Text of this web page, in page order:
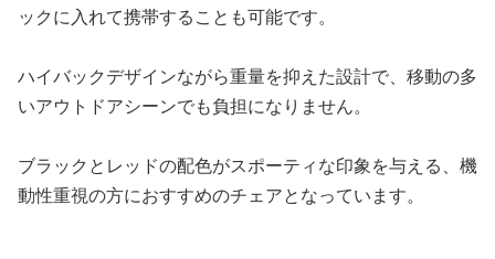
ックに入れて携帯することも可能です。
ハイバックデザインながら重量を抑えた設計で、移動の多
いアウトドアシーンでも負担になりません。
ブラックとレッドの配色がスポーティな印象を与える、機
動性重視の方におすすめのチェアとなっています。